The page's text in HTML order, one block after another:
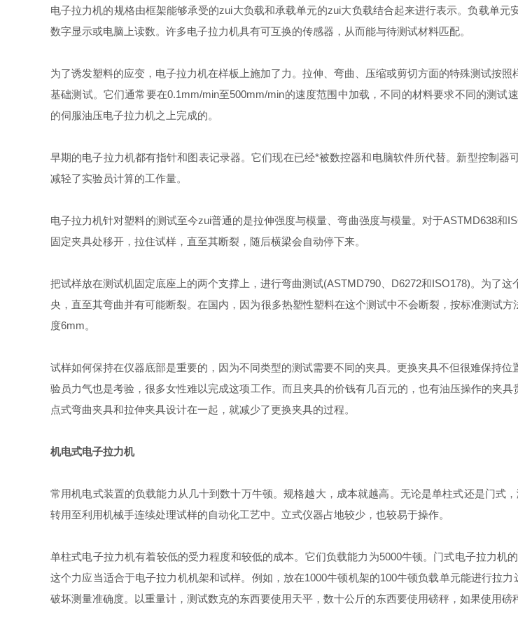
电子拉力机的规格由框架能够承受的zui大负载和承载单元的zui大负载结合起来进行表示。负载单
数字显示或电脑上读数。许多电子拉力机具有可互换的传感器，从而能与待测试材料匹配。
为了诱发塑料的应变，电子拉力机在样板上施加了力。拉伸、弯曲、压缩或剪切方面的特殊测试按
基础测试。它们通常要在0.1mm/min至500mm/min的速度范围中加载，不同的材料要求不同的测
的伺服油压电子拉力机之上完成的。
早期的电子拉力机都有指针和图表记录器。它们现在已经*被数控器和电脑软件所代替。新型控制器
减轻了实验员计算的工作量。
电子拉力机针对塑料的测试至今zui普通的是拉伸强度与模量、弯曲强度与模量。对于ASTMD638
固定夹具处移开，拉住试样，直至其断裂，随后横梁会自动停下来。
把试样放在测试机固定底座上的两个支撑上，进行弯曲测试(ASTMD790、D6272和ISO178)。为了
央，直至其弯曲并有可能断裂。在国内，因为很多热塑性塑料在这个测试中不会断裂，按标准测试
度6mm。
试样如何保持在仪器底部是重要的，因为不同类型的测试需要不同的夹具。更换夹具不但很难保持
验员力气也是考验，很多女性难以完成这项工作。而且夹具的价钱有几百元的，也有油压操作的夹
点式弯曲夹具和拉伸夹具设计在一起，就减少了更换夹具的过程。
机电式电子拉力机
常用机电式装置的负载能力从几十到数十万牛顿。规格越大，成本就越高。无论是单柱式还是门式
转用至利用机械手连续处理试样的自动化工艺中。立式仪器占地较少，也较易于操作。
单柱式电子拉力机有着较低的受力程度和较低的成本。它们负载能力为5000牛顿。门式电子拉力机
这个力应当适合于电子拉力机机架和试样。例如，放在1000牛顿机架的100牛顿负载单元能进行拉
破坏测量准确度。以重量计，测试数克的东西要使用天平，数十公斤的东西要使用磅秤，如果使用磅